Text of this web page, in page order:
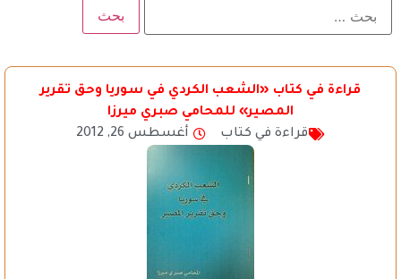
قراءة في كتاب «الشعب الكردي في سوريا وحق تقرير
المصير» للمحامي صبري ميرزا
قراءة في كتاب
أغسطس 26, 2012